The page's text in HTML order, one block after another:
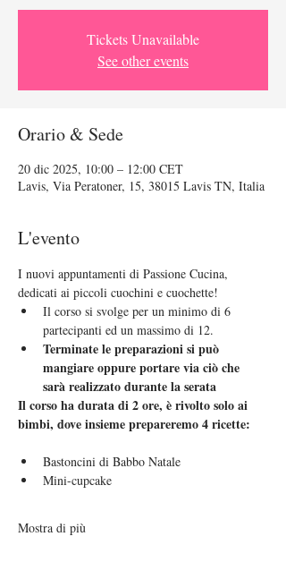
Tickets Unavailable
See other events
Orario & Sede
20 dic 2025, 10:00 – 12:00 CET
Lavis, Via Peratoner, 15, 38015 Lavis TN, Italia
L'evento
I nuovi appuntamenti di Passione Cucina,
dedicati ai piccoli cuochini e cuochette!
Il corso si svolge per un minimo di 6
partecipanti ed un massimo di 12.
Terminate le preparazioni si può
mangiare oppure portare via ciò che
sarà realizzato durante la serata
Il corso ha durata di 2 ore, è rivolto solo ai
bimbi, dove insieme prepareremo 4 ricette:
Bastoncini di Babbo Natale
Mini-cupcake
Mostra di più